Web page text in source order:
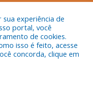
Administrativa
experiência de
portal, você
de cookies.
isso é feito, acesse
concorda, clique em